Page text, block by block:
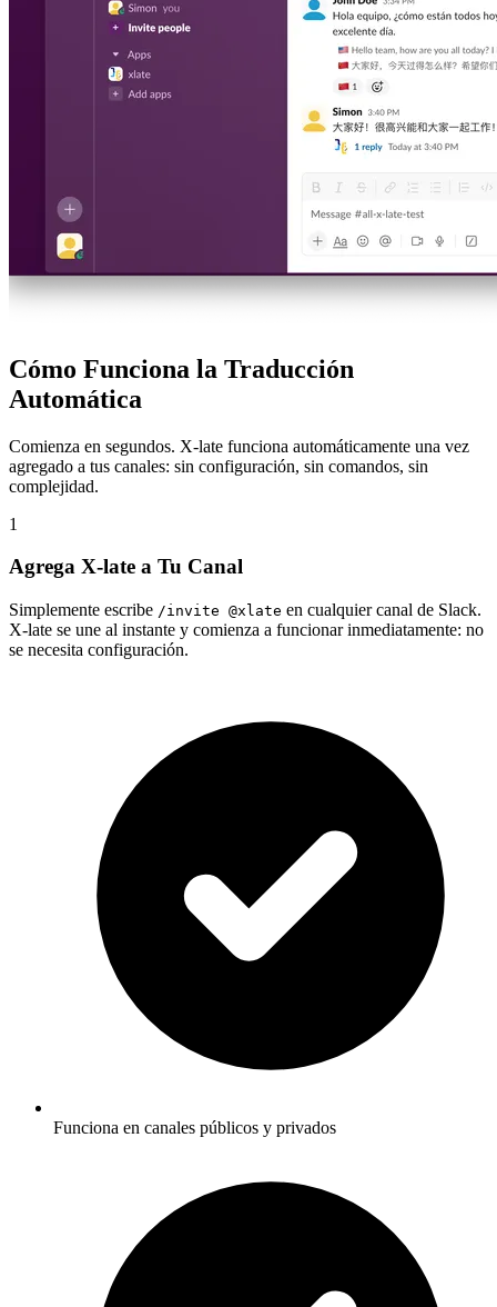
Cómo Funciona la Traducción
Automática
Comienza en segundos. X-late funciona automáticamente una vez
agregado a tus canales: sin configuración, sin comandos, sin
complejidad.
1
Agrega X-late a Tu Canal
Simplemente escribe /invite @xlate en cualquier canal de Slack.
X-late se une al instante y comienza a funcionar inmediatamente: no
se necesita configuración.
Funciona en canales públicos y privados